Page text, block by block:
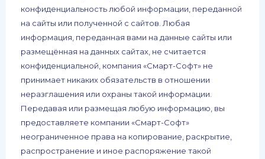
конфиденциальность любой информации, переданной
на сайты или полученной с сайтов. Любая
информация, переданная вами на данные сайты или
размещённая на данных сайтах, не считается
конфиденциальной, компания «Смарт-Софт» не
принимает никаких обязательств в отношении
неразглашения или охраны такой информации.
Передавая или размещая любую информацию, вы
предоставляете компании «Смарт-Софт»
неограниченное права на копирование, раскрытие,
распространение и иное распоряжение такой